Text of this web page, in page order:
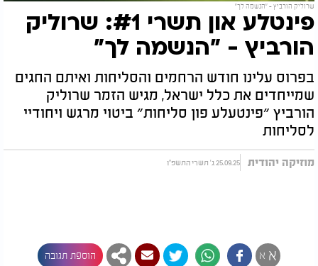
שרוליק הורביץ - "הנשמה לך"
פינטלע און תשרי #1: שרוליק
הורביץ - "הנשמה לך"
בפרוס עלינו חודש הרחמים והסליחות ואיתם החגים
שמייחדים את כלל ישראל, מגיש הזמר שרוליק
הורביץ ״פינטעלע פון סליחות״ ביטוי מרגש ויחודיי
לסליחות
מוזיקה יהודית 25.09.25 ג' תשרי התשפ"ו
א א הוספת תגובה